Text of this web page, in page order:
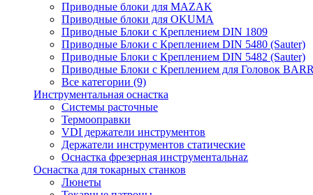
Приводные блоки для MAZAK
Приводные блоки для OKUMA
Приводные Блоки с Креплением DIN 1809
Приводные Блоки с Креплением DIN 5480 (Sauter)
Приводные Блоки с Креплением DIN 5482 (Sauter)
Приводные Блоки с Креплением для Головок
Все категории (9)
Инструментальная оснастка
Системы расточные
Термооправки
VDI держатели инструментов
Держатели инструментов статические
Оснастка фрезерная инструментальнаz
Оснастка для токарных станков
Люнеты